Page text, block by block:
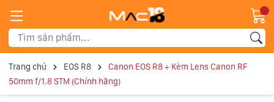
Trang chủ EOS R8
Canon EOS R8 + Kèm Lens Canon RF
50mm f/1.8 STM (Chính hãng)